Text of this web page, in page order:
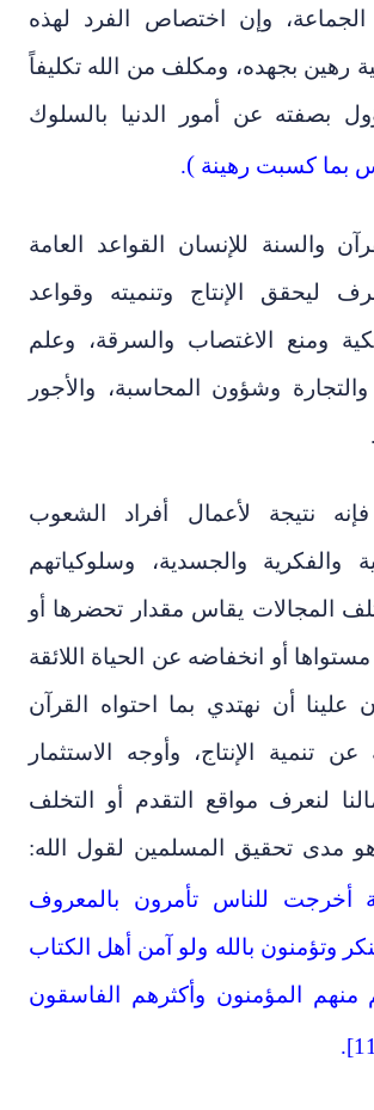
الجماعة، وإن اختصاص الفرد لهذه
رهين بجهده، ومكلف من الله تكليفاً
بصفته عن أمور الدنيا بالسلوك
بما كسبت رهينة (
.
والسنة للإنسان القواعد العامة
ليحقق الإنتاج وتنميته وقواعد
ومنع الاغتصاب والسرقة، وعلم
والتجارة وشؤون المحاسبة، والأجور
نتيجة لأعمال أفراد الشعوب
والفكرية والجسدية، وسلوكياتهم
المجالات يقاس مقدار تحضرها أو
مستواها أو انخفاضه عن الحياة اللائقة
علينا أن نهتدي بما احتواه القرآن
عن تنمية الإنتاج، وأوجه الاستثمار
لنعرف مواقع التقدم أو التخلف
هو مدى تحقيق المسلمين لقول الله:
أخرجت للناس تأمرون بالمعروف
وتؤمنون بالله ولو آمن أهل الكتاب
منهم المؤمنون وأكثرهم الفاسقون